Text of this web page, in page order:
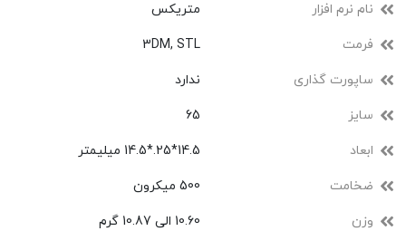
نام نرم افزار متریکس
فرمت 3DM, STL
ساپورت گذاری ندارد
سایز 65
ابعاد 14.5*25.*14.5 میلیمتر
ضخامت 500 میکرون
وزن 10.60 الی 10.87 گرم